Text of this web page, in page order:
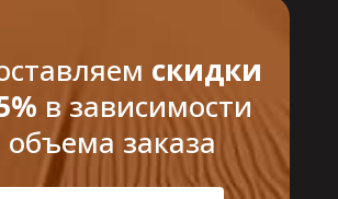
скидки
в зависимости
объема заказа